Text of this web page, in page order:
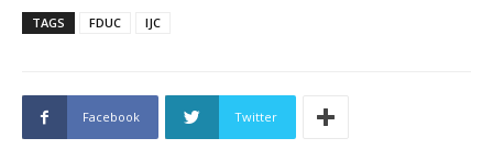
TAGS FDUC IJC
Facebook Twitter